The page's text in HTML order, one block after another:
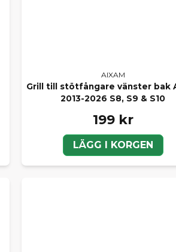
AIXAM
Grill till stötfångare vänster bak
2013-2026 S8, S9 & S10
199 kr
LÄGG I KORGEN